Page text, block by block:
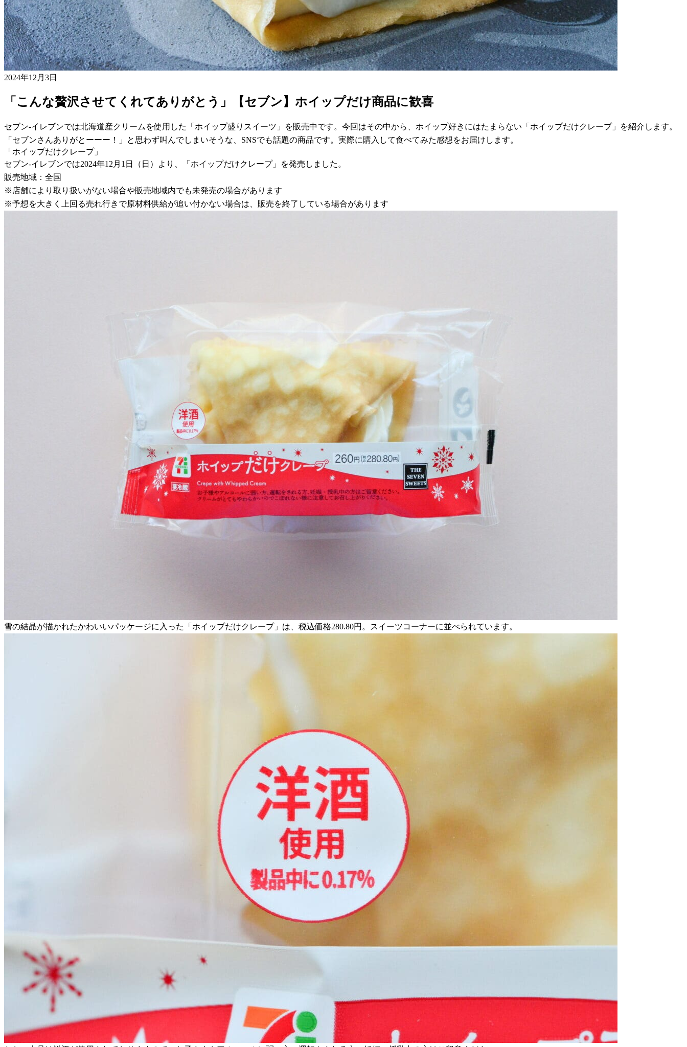
2024年12月3日
「こんな贅沢させてくれてありがとう」【セブン】ホイップだけ商品に歓喜
セブン-イレブンでは北海道産クリームを使用した「ホイップ盛りスイーツ」を販売中です。今回はその中から、ホイップ好きにはたまらない「ホイップだけクレープ」を紹介します。
「セブンさんありがとーーー！」と思わず叫んでしまいそうな、SNSでも話題の商品です。実際に購入して食べてみた感想をお届けします。
「ホイップだけクレープ」
セブン-イレブンでは2024年12月1日（日）より、「ホイップだけクレープ」を発売しました。
販売地域：全国
※店舗により取り扱いがない場合や販売地域内でも未発売の場合があります
※予想を大きく上回る売れ行きで原材料供給が追い付かない場合は、販売を終了している場合があります
雪の結晶が描かれたかわいいパッケージに入った「ホイップだけクレープ」は、税込価格280.80円。スイーツコーナーに並べられています。